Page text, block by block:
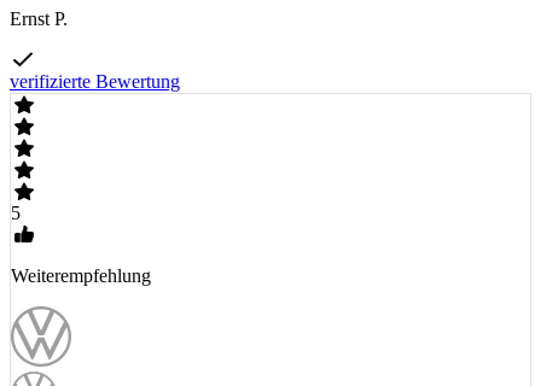
Ernst P.
verifizierte Bewertung
5
Weiterempfehlung